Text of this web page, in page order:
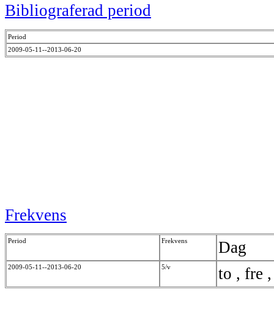
Bibliograferad period
Period
2009-05-11--2013-06-20
Frekvens
Period Frekvens Dag
2009-05-11--2013-06-20 5/v to , fre